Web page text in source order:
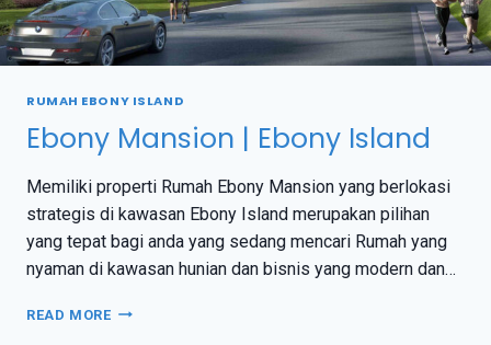
RUMAH EBONY ISLAND
Ebony Mansion | Ebony Island
Memiliki properti Rumah Ebony Mansion yang berlokasi
strategis di kawasan Ebony Island merupakan pilihan
yang tepat bagi anda yang sedang mencari Rumah yang
nyaman di kawasan hunian dan bisnis yang modern dan…
READ MORE